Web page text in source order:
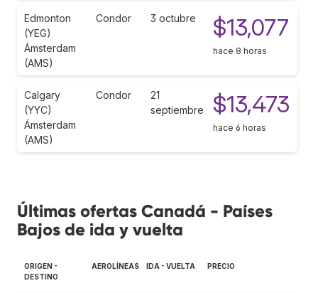
Edmonton
(YEG)
Ámsterdam
(AMS)
Condor 3 octubre $13,077
hace 8 horas
Calgary
(YYC)
Ámsterdam
(AMS)
Condor
21
septiembre
$13,473
hace 6 horas
Últimas ofertas Canadá - Países
Bajos de ida y vuelta
ORIGEN -
DESTINO
AEROLÍNEAS IDA - VUELTA PRECIO